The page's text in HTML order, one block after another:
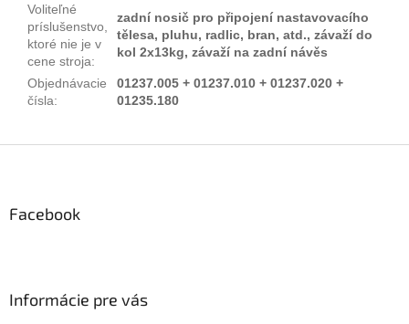
Voliteľné
príslušenstvo,
ktoré nie je v
cene stroja:
zadní nosič pro připojení nastavovacího
tělesa, pluhu, radlic, bran, atd., závaží do
kol 2x13kg, závaží na zadní návěs
Objednávacie
čísla:
01237.005 + 01237.010 + 01237.020 +
01235.180
Facebook
Informácie pre vás